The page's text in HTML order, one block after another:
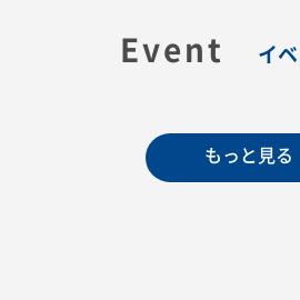
Event イ
もっと見る